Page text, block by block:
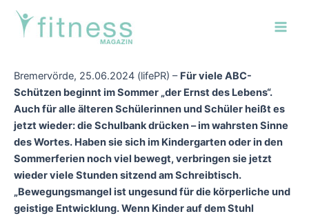
Zum
Inhalt
springen
Bremervörde, 25.06.2024 (lifePR) – Für viele ABC-
Schützen beginnt im Sommer „der Ernst des Lebens“.
Auch für alle älteren Schülerinnen und Schüler heißt es
jetzt wieder: die Schulbank drücken – im wahrsten Sinne
des Wortes. Haben sie sich im Kindergarten oder in den
Sommerferien noch viel bewegt, verbringen sie jetzt
wieder viele Stunden sitzend am Schreibtisch.
„Bewegungsmangel ist ungesund für die körperliche und
geistige Entwicklung. Wenn Kinder auf dem Stuhl
Post
navigation